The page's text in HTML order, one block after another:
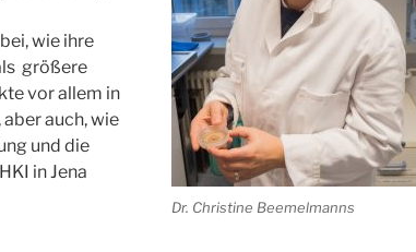
Dr. Christine Beemelmanns
wie ihre
größere
vor allem in
auch, wie
und die
in Jena